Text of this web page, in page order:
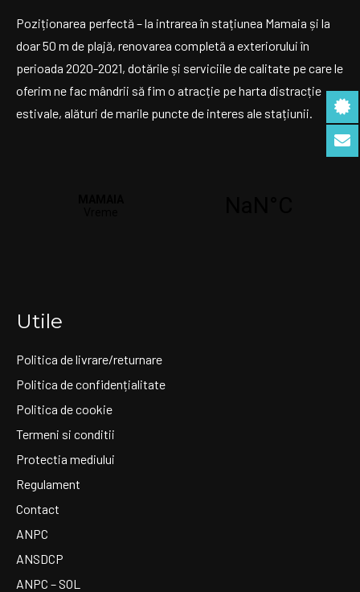
Poziționarea perfectă – la intrarea în stațiunea Mamaia și la
doar 50 m de plajă, renovarea completă a exteriorului în
perioada 2020-2021, dotările și serviciile de calitate pe care le
oferim ne fac mândrii să fim o atracție pe harta distracție
estivale, alături de marile puncte de interes ale stațiunii.
Utile
Politica de livrare/returnare
Politica de confidențialitate
Politica de cookie
Termeni si conditii
Protectia mediului
Regulament
Contact
ANPC
ANSDCP
ANPC – SOL